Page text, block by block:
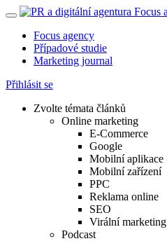
Focus agency
Případové studie
Marketing journal
Přihlásit se
Zvolte témata článků
Online marketing
E-Commerce
Google
Mobilní aplikace
Mobilní zařízení
PPC
Reklama online
SEO
Virální marketing
Podcast